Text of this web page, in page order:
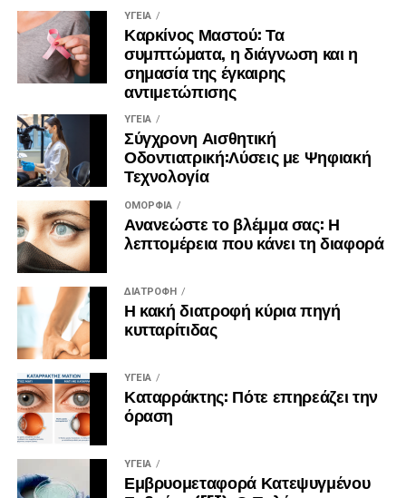
ΥΓΕΊΑ
Καρκίνος Μαστού: Τα
συμπτώματα, η διάγνωση και η
σημασία της έγκαιρης
αντιμετώπισης
ΥΓΕΊΑ
Σύγχρονη Αισθητική
Οδοντιατρική:Λύσεις με Ψηφιακή
Τεχνολογία
ΟΜΟΡΦΙΆ
Ανανεώστε το βλέμμα σας: Η
λεπτομέρεια που κάνει τη διαφορά
ΔΙΑΤΡΟΦΉ
Η κακή διατροφή κύρια πηγή
κυτταρίτιδας
ΥΓΕΊΑ
Καταρράκτης: Πότε επηρεάζει την
όραση
ΥΓΕΊΑ
Εμβρυομεταφορά Κατεψυγμένου